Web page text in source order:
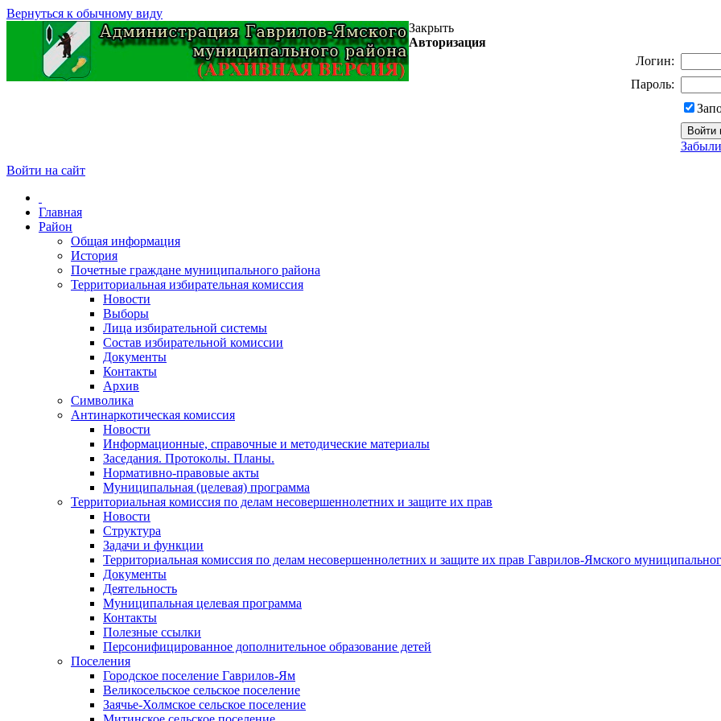
Вернуться к обычному виду
Закрыть
Авторизация
Логин:
Пароль:
Войти на сайт
Главная
Район
Общая информация
История
Почетные граждане муниципального района
Территориальная избирательная комиссия
Новости
Выборы
Лица избирательной системы
Состав избирательной комиссии
Документы
Контакты
Архив
Символика
Антинаркотическая комиссия
Новости
Информационные, справочные и методические материалы
Заседания. Протоколы. Планы.
Нормативно-правовые акты
Муниципальная (целевая) программа
Территориальная комиссия по делам несовершеннолетних и защите их прав
Новости
Структура
Задачи и функции
Территориальная комиссия по делам несовершеннолетних и защите их прав Гаврилов-Ямского
Документы
Деятельность
Муниципальная целевая программа
Контакты
Полезные ссылки
Персонифицированное дополнительное образование детей
Поселения
Городское поселение Гаврилов-Ям
Великосельское сельское поселение
Заячье-Холмское сельское поселение